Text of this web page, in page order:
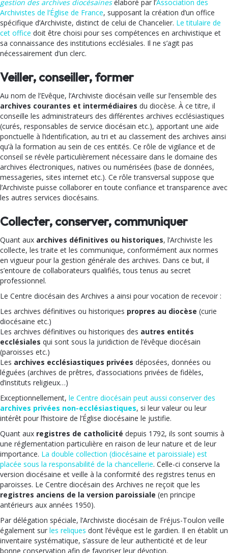
gestion des archives diocésainesélaboré par l’Association des
Archivistes de l’Église de France, supposant la création d’un office
spécifique d’Archiviste, distinct de celui de Chancelier. Le titulaire de
cet office doit être choisi pour ses compétences en archivistique et
sa connaissance des institutions ecclésiales. Il ne s’agit pas
nécessairement d’un clerc.
Veiller, conseiller, former
Au nom de l’Evêque, l’Archiviste diocésain veille sur l’ensemble des
archives courantes et intermédiaires du diocèse. À ce titre, il
conseille les administrateurs des différentes archives ecclésiastiques
(curés, responsables de service diocésain etc.), apportant une aide
ponctuelle à l’identification, au tri et au classement des archives ainsi
qu’à la formation au sein de ces entités. Ce rôle de vigilance et de
conseil se révèle particulièrement nécessaire dans le domaine des
archives électroniques, natives ou numérisées (base de données,
messageries, sites internet etc.). Ce rôle transversal suppose que
l’Archiviste puisse collaborer en toute confiance et transparence avec
les autres services diocésains.
Collecter, conserver, communiquer
Quant aux archives définitives ou historiques, l’Archiviste les
collecte, les traite et les communique, conformément aux normes
en vigueur pour la gestion générale des archives. Dans ce but, il
s’entoure de collaborateurs qualifiés, tous tenus au secret
professionnel.
Le Centre diocésain des Archives a ainsi pour vocation de recevoir :
Les archives définitives ou historiques propres au diocèse (curie
diocésaine etc.)
Les archives définitives ou historiques des autres entités
ecclésiales qui sont sous la juridiction de l’évêque diocésain
(paroisses etc.)
Les archives ecclésiastiques privées déposées, données ou
léguées (archives de prêtres, d’associations privées de fidèles,
d’instituts religieux…)
Exceptionnellement, le Centre diocésain peut aussi conserver des
archives privées non-ecclésiastiques, si leur valeur ou leur
intérêt pour l’histoire de l’Église diocésaine le justifie.
Quant aux registres de catholicité depuis 1792, ils sont soumis à
une réglementation particulière en raison de leur nature et de leur
importance. La double collection (diocésaine et paroissiale) est
placée sous la responsabilité de la chancellerie. Celle-ci conserve la
version diocésaine et veille à la conformité des registres tenus en
paroisses. Le Centre diocésain des Archives ne reçoit que les
registres anciens de la version paroissiale (en principe
antérieurs aux années 1950).
Par délégation spéciale, l’Archiviste diocésain de Fréjus-Toulon veille
également sur les reliques dont l’évêque est le gardien. Il en établit un
inventaire systématique, s’assure de leur authenticité et de leur
bonne conservation afin de favoriser leur dévotion.